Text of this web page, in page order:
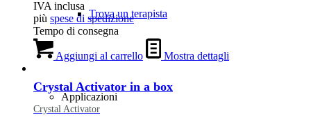
Trova un terapista
Applicazioni
IVA inclusa
più spese di spedizione
Tempo di consegna
Aggiungi al carrello Mostra dettagli
Crystal Activator in a box
Crystal Activator